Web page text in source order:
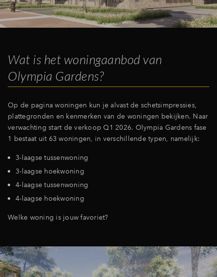
Wat is het woningaanbod van
Olympia Gardens?
Op de pagina woningen kun je alvast de schetsimpressies,
plattegronden en kenmerken van de woningen bekijken. Naar
verwachting start de verkoop Q1 2026. Olympia Gardens fase
1 bestaat uit 63 woningen, in verschillende typen, namelijk:
3-laagse tussenwoning
3-laagse hoekwoning
4-laagse tussenwoning
4-laagse hoekwoning
Welke woning is jouw favoriet?